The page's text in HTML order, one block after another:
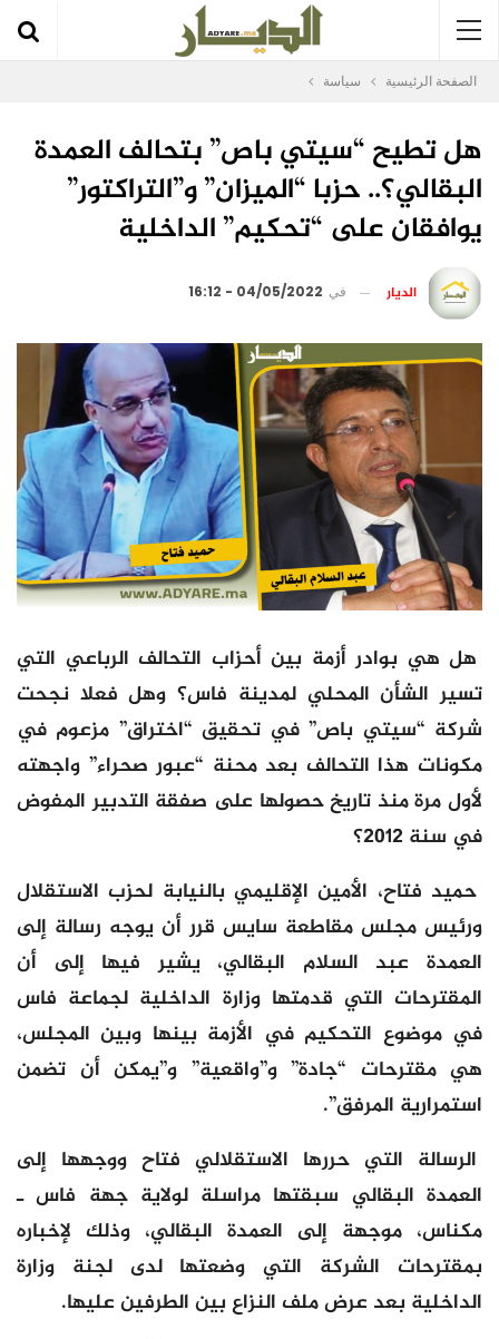
الصفحة الرئيسية سياسة
هل تطيح “سيتي باص” بتحالف العمدة
البقالي؟.. حزبا “الميزان” و”التراكتور”
يوافقان على “تحكيم” الداخلية
الديار في 04/05/2022 - 16:12
هل هي بوادر أزمة بين أحزاب التحالف الرباعي التي
تسير الشأن المحلي لمدينة فاس؟ وهل فعلا نجحت
شركة “سيتي باص” في تحقيق “اختراق” مزعوم في
مكونات هذا التحالف بعد محنة “عبور صحراء” واجهته
لأول مرة منذ تاريخ حصولها على صفقة التدبير المفوض
في سنة 2012؟
حميد فتاح، الأمين الإقليمي بالنيابة لحزب الاستقلال
ورئيس مجلس مقاطعة سايس قرر أن يوجه رسالة إلى
العمدة عبد السلام البقالي، يشير فيها إلى أن
المقترحات التي قدمتها وزارة الداخلية لجماعة فاس
في موضوع التحكيم في الأزمة بينها وبين المجلس،
هي مقترحات “جادة” و”واقعية” و”يمكن أن تضمن
استمرارية المرفق”.
الرسالة التي حررها الاستقلالي فتاح ووجهها إلى
العمدة البقالي سبقتها مراسلة لولاية جهة فاس ـ
مكناس، موجهة إلى العمدة البقالي، وذلك لإخباره
بمقترحات الشركة التي وضعتها لدى لجنة وزارة
الداخلية بعد عرض ملف النزاع بين الطرفين عليها.